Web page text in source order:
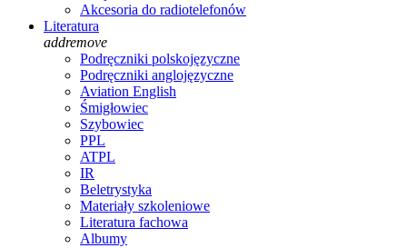
Akcesoria do radiotelefonów
Literatura
addremove
Podręczniki polskojęzyczne
Podręczniki anglojęzyczne
Aviation English
Śmigłowiec
Szybowiec
PPL
ATPL
IR
Beletrystyka
Materiały szkoleniowe
Literatura fachowa
Albumy